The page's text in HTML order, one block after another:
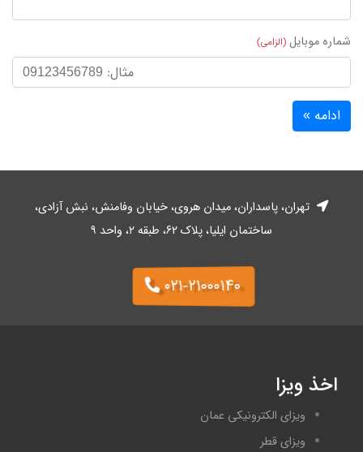
شماره موبایل (الزامی)
تهران، پاسداران، میدان هروی، خیابان وفا‌منش، نبش آزادی،
ساختمان ایلیا، پلاک ۶۲، طبقه ۲، واحد ۹
۰۲۱-۲۱۰۰۰۱۴۰
اخذ ویزا
ویزای الکترونیکی عمان
ویزای قطر